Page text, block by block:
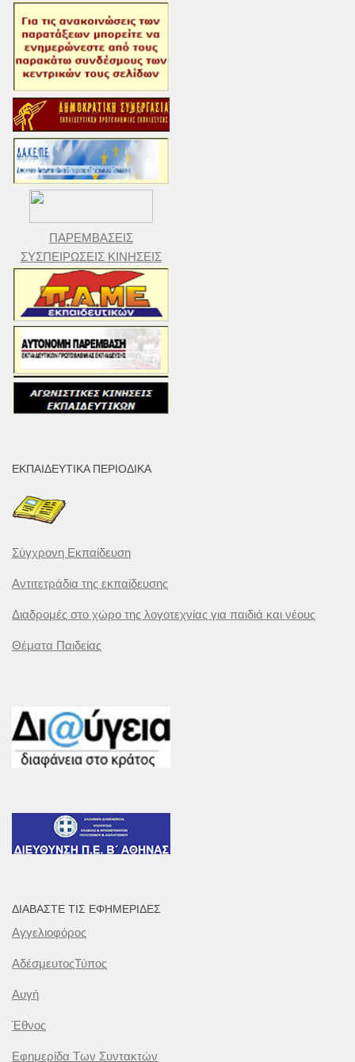
ΠΑΡΕΜΒΑΣΕΙΣ
ΣΥΣΠΕΙΡΩΣΕΙΣ ΚΙΝΗΣΕΙΣ
ΕΚΠΑΙΔΕΥΤΙΚΆ ΠΕΡΙΟΔΙΚΆ
Σύγχρονη Εκπαίδευση
Αντιτετράδια της εκπαίδευσης
Διαδρομές στο χώρο της λογοτεχνίας για παιδιά και νέους
Θέματα Παιδείας
ΔΙΑΒΆΣΤΕ ΤΙΣ ΕΦΗΜΕΡΊΔΕΣ
Αγγελιοφόρος
ΑδέσμευτοςΤύπος
Αυγή
Έθνος
Εφημερίδα Των Συντακτών